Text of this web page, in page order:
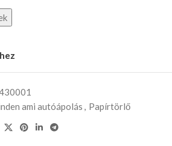
ami autóápolás , Papírtörlő